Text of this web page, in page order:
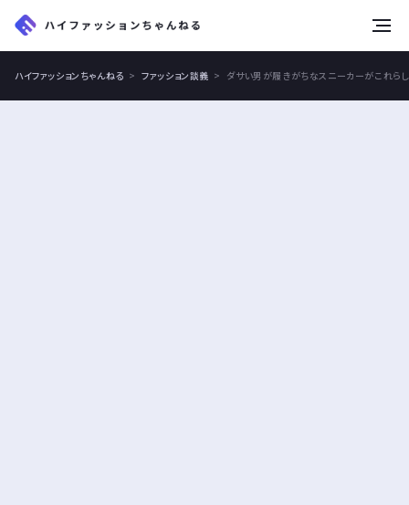
ハイファッションちゃんねる ファッション談義 ダサい男が履きがちなスニーカーがこれら